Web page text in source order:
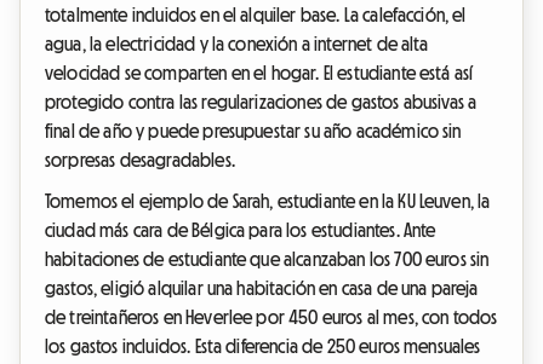
totalmente incluidos en el alquiler base. La calefacción, el
agua, la electricidad y la conexión a internet de alta
velocidad se comparten en el hogar. El estudiante está así
protegido contra las regularizaciones de gastos abusivas a
final de año y puede presupuestar su año académico sin
sorpresas desagradables.
Tomemos el ejemplo de Sarah, estudiante en la KU Leuven, la
ciudad más cara de Bélgica para los estudiantes. Ante
habitaciones de estudiante que alcanzaban los 700 euros sin
gastos, eligió alquilar una habitación en casa de una pareja
de treintañeros en Heverlee por 450 euros al mes, con todos
los gastos incluidos. Esta diferencia de 250 euros mensuales